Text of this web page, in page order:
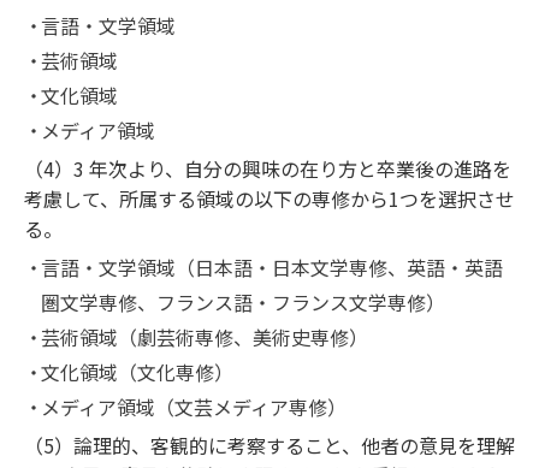
言語・文学領域
芸術領域
文化領域
メディア領域
（4）3 年次より、自分の興味の在り方と卒業後の進路を
考慮して、所属する領域の以下の専修から1つを選択させ
る。
言語・文学領域（日本語・日本文学専修、英語・英語
圏文学専修、フランス語・フランス文学専修）
芸術領域（劇芸術専修、美術史専修）
文化領域（文化専修）
メディア領域（文芸メディア専修）
（5）論理的、客観的に考察すること、他者の意見を理解